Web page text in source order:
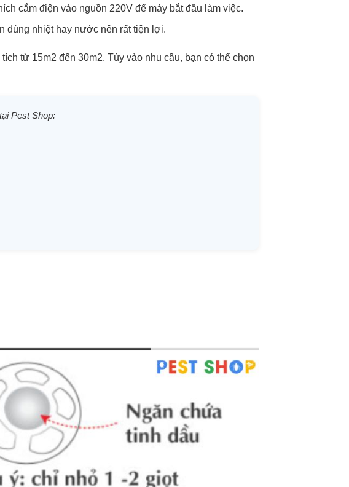
cắm điện vào nguồn 220V để máy bắt đầu làm việc.
dùng nhiệt hay nước nên rất tiện lợi.
từ 15m2 đến 30m2. Tùy vào nhu cầu, bạn có thể chọn
Pest Shop: